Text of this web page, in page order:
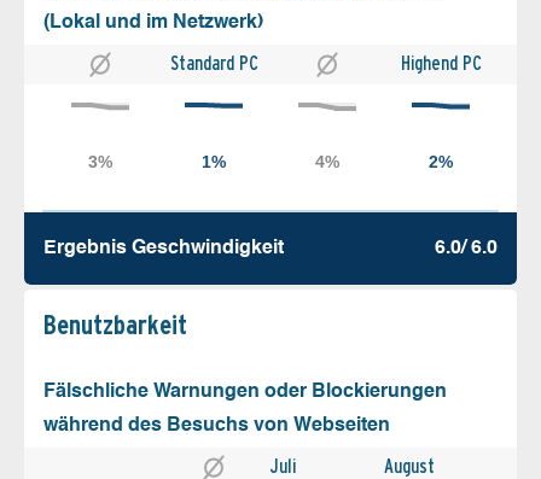
(Lokal und im Netzwerk)
Standard PC Highend PC
Ergebnis Geschw­indigkeit 6.0/ 6.0
Benutz­barkeit
Fälschliche Warnungen oder Blockierungen
während des Besuchs von Webseiten
Juli August